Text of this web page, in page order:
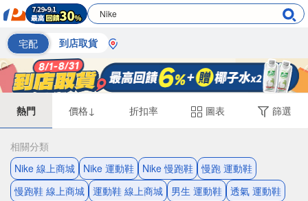
宅配 到店取貨
熱門 價格↓ 折扣率 圖表 篩選
相關分類
Nike 線上商城
Nike 運動鞋 Nike 慢跑鞋 慢跑 運動鞋
慢跑鞋 線上商城 運動鞋 線上商城 男生 運動鞋 透氣 運動鞋